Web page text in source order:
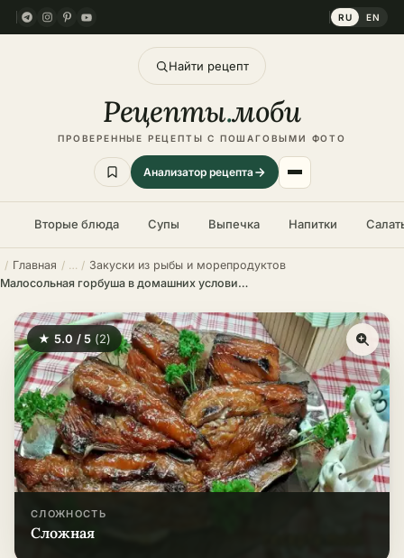
RU EN
Найти рецепт
Рецепты.моби
ПРОВЕРЕННЫЕ РЕЦЕПТЫ С ПОШАГОВЫМИ ФОТО
Анализатор рецепта
Вторые блюда Супы Выпечка Напитки
Главная
Закуски из рыбы и морепродуктов
Малосольная горбуша в домашних условиях – пошаговый рецепт
★ 5.0 / 5 (2)
СЛОЖНОСТЬ
сложная